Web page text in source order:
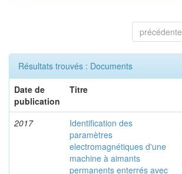
précédente
Résultats trouvés : Documents
Date de
publication
Titre
2017
Identification des
paramètres
electromagnétiques d'une
machine à aimants
permanents enterrés avec